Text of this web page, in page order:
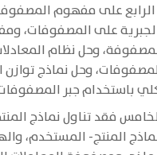
على مفهوم
على المصفوفات،
وحل نظام
وحل نماذج
باستخدام جبر
فقد تناول نماذج
المنتج- المستخدم،